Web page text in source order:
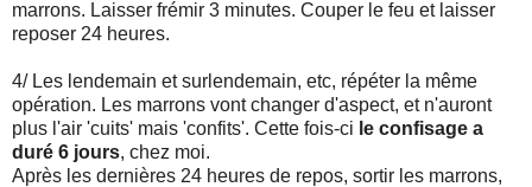
marrons. Laisser frémir 3 minutes. Couper le feu et laisser
reposer 24 heures.
4/ Les lendemain et surlendemain, etc, répéter la même
opération. Les marrons vont changer d'aspect, et n'auront
plus l'air 'cuits' mais 'confits'. Cette fois-ci le confisage a
duré 6 jours, chez moi.
Après les dernières 24 heures de repos, sortir les marrons,